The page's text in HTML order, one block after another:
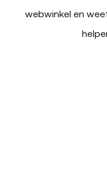
webwinkel en